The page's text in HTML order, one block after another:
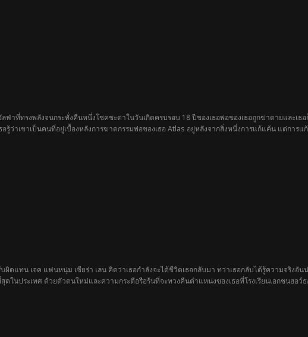
ลฟ่าที่ทรงพลังจนกระทั่งคืนหนึ่งโชคชะตาในวันเกิดครบรอบ 18 ปีของเธอพ่อของเธอถูกฆ่าตายและเ
รู้ว่าเขาเป็นคนที่อยู่เบื้องหลังการฆาตกรรมพ่อของเธอ Atlas อยู่หลังจากสิ่งหนึ่งการแก้แค้น แต่กา
ผิดแทน เจค แฟนหนุ่ม เซียร่า เลน คิดว่าเธอกำลังจะได้ชีวิตเธอกลับมา ทว่าเธอกลับได้รู้ความจริงอั
ในประเทศ ด้วยตัวตนใหม่และความกระตือรือร้นที่จะทวงคืนตำแหน่งของเธอที่โรงเรียนเอกชนฮอว์ธ